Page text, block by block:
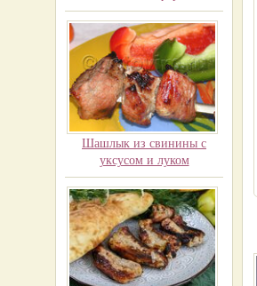
Шашлык из свинины с
уксусом и луком